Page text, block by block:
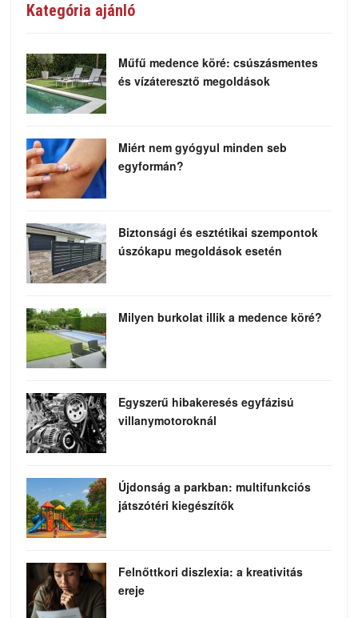
Kategória ajánló
Műfű medence köré: csúszásmentes
és vízáteresztő megoldások
Miért nem gyógyul minden seb
egyformán?
Biztonsági és esztétikai szempontok
úszókapu megoldások esetén
Milyen burkolat illik a medence köré?
Egyszerű hibakeresés egyfázisú
villanymotoroknál
Újdonság a parkban: multifunkciós
játszótéri kiegészítők
Felnőttkori diszlexia: a kreativitás
ereje